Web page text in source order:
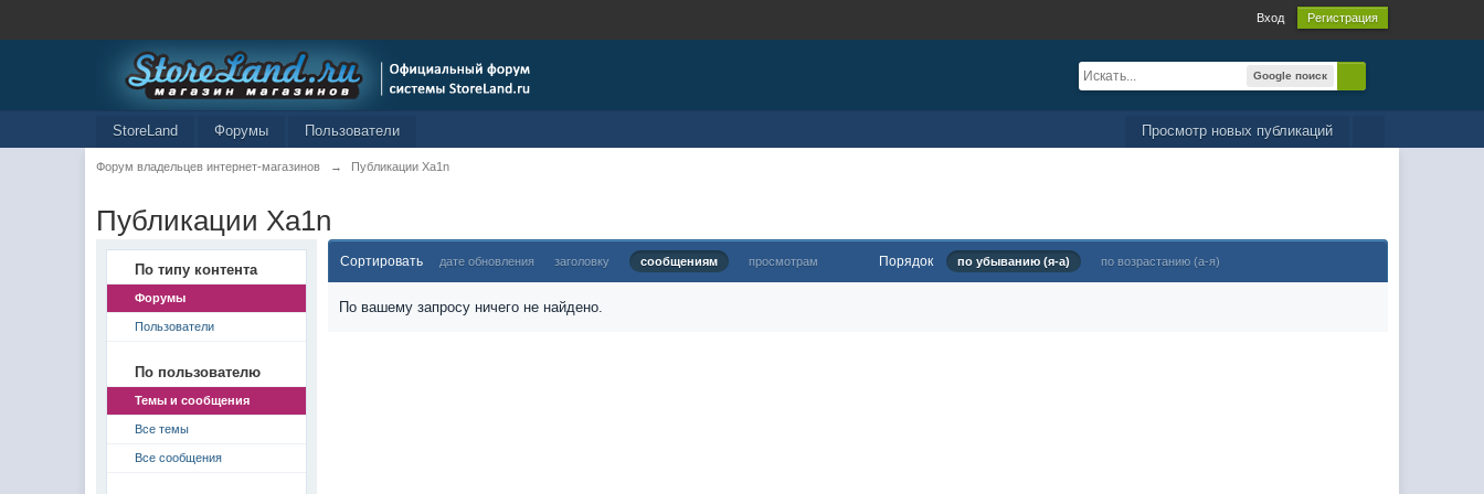
Вход Регистрация
Google поиск
Просмотр новых публикаций
StoreLand Форумы Пользователи
Форум владельцев интернет-магазинов → Публикации Xa1n
Публикации Xa1n
По типу контента
Форумы
Пользователи
По пользователю
Темы и сообщения
Все темы
Все сообщения
Сортировать дате обновления заголовку сообщениям просмотрам Порядок по убыванию (я-а) по возрастанию (а-я)
По вашему запросу ничего не найдено.